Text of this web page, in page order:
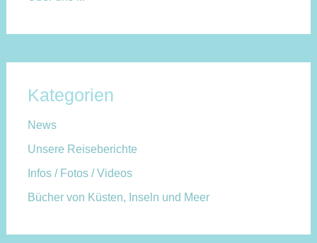
Kategorien
News
Unsere Reiseberichte
Infos / Fotos / Videos
Bücher von Küsten, Inseln und Meer